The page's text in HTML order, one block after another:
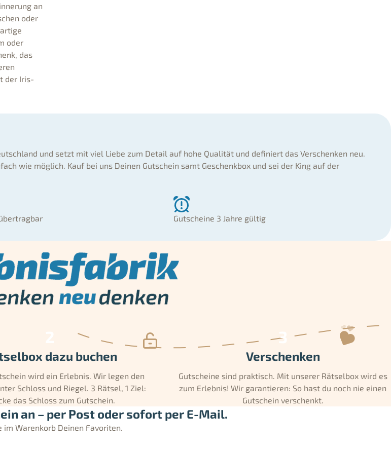
an
oder
oder
das
der Iris-
und setzt mit viel Liebe zum Detail auf hohe Qualität und definiert das Verschenken neu.
wie möglich. Kauf bei uns Deinen Gutschein samt Geschenkbox und sei der King auf der
Gutscheine 3 Jahre gültig
dazu buchen
wird ein Erlebnis. Wir legen den
Schloss und Riegel. 3 Rätsel, 1 Ziel:
das Schloss zum Gutschein.
Verschenken
Gutscheine sind praktisch. Mit unserer Rätselbox wird es
zum Erlebnis! Wir garantieren: So hast du noch nie einen
Gutschein verschenkt.
an – per Post oder sofort per E-Mail.
im Warenkorb Deinen Favoriten.